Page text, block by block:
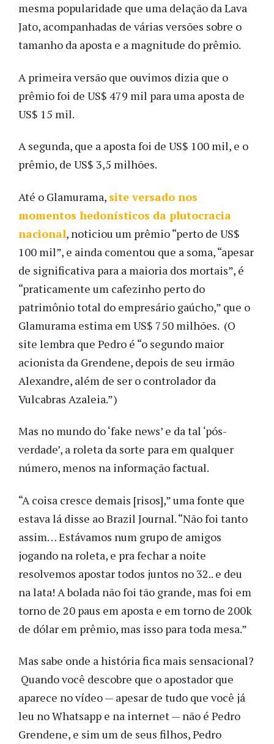
mesma popularidade que uma delação da Lava
Jato, acompanhadas de várias versões sobre o
tamanho da aposta e a magnitude do prêmio.
A primeira versão que ouvimos dizia que o
prêmio foi de US$ 479 mil para uma aposta de
US$ 15 mil.
A segunda, que a aposta foi de US$ 100 mil, e o
prêmio, de US$ 3,5 milhões.
Até o Glamurama, site versado nos
momentos hedonísticos da plutocracia
nacional, noticiou um prêmio “perto de US$
100 mil”, e ainda comentou que a soma, “apesar
de significativa para a maioria dos mortais”, é
“praticamente um cafezinho perto do
patrimônio total do empresário gaúcho,” que o
Glamurama estima em US$ 750 milhões. (O
site lembra que Pedro é “o segundo maior
acionista da Grendene, depois de seu irmão
Alexandre, além de ser o controlador da
Vulcabras Azaleia.”)
Mas no mundo do ‘fake news’ e da tal ‘pós-
verdade’, a roleta da sorte para em qualquer
número, menos na informação factual.
“A coisa cresce demais [risos],” uma fonte que
estava lá disse ao Brazil Journal. “Não foi tanto
assim… Estávamos num grupo de amigos
jogando na roleta, e pra fechar a noite
resolvemos apostar todos juntos no 32.. e deu
na lata! A bolada não foi tão grande, mas foi em
torno de 20 paus em aposta e em torno de 200k
de dólar em prêmio, mas isso para toda mesa.”
Mas sabe onde a história fica mais sensacional?
Quando você descobre que o apostador que
aparece no vídeo — apesar de tudo que você já
leu no Whatsapp e na internet — não é Pedro
Grendene, e sim um de seus filhos, Pedro